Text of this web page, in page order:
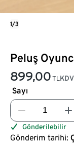
Peluş
899,00 TL
Sayı
Gönderilebilir
Gönderim tarihi:
1/3